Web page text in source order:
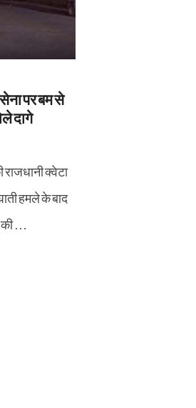
पर बम से
दागे
क्वेटा
हमले के बाद
की …